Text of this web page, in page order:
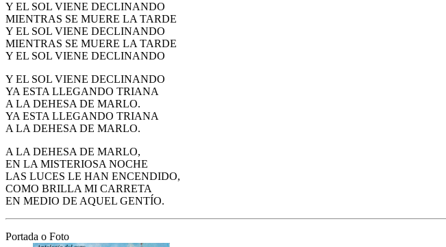
Y EL SOL VIENE DECLINANDO
MIENTRAS SE MUERE LA TARDE
Y EL SOL VIENE DECLINANDO
MIENTRAS SE MUERE LA TARDE
Y EL SOL VIENE DECLINANDO
Y EL SOL VIENE DECLINANDO
YA ESTA LLEGANDO TRIANA
A LA DEHESA DE MARLO.
YA ESTA LLEGANDO TRIANA
A LA DEHESA DE MARLO.
A LA DEHESA DE MARLO,
EN LA MISTERIOSA NOCHE
LAS LUCES LE HAN ENCENDIDO,
COMO BRILLA MI CARRETA
EN MEDIO DE AQUEL GENTÍO.
Portada o Foto